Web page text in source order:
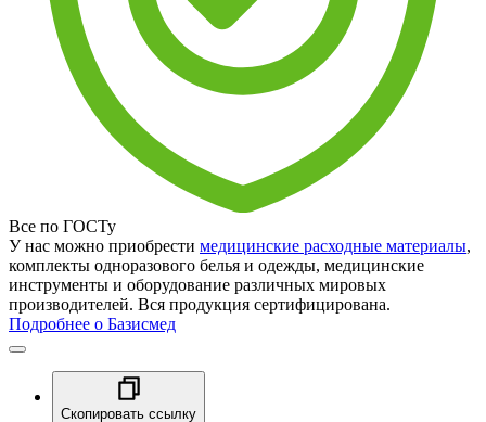
Все по ГОСТу
У нас можно приобрести медицинские расходные материалы,
комплекты одноразового белья и одежды, медицинские
инструменты и оборудование различных мировых
производителей. Вся продукция сертифицирована.
Подробнее о Базисмед
Скопировать ссылку